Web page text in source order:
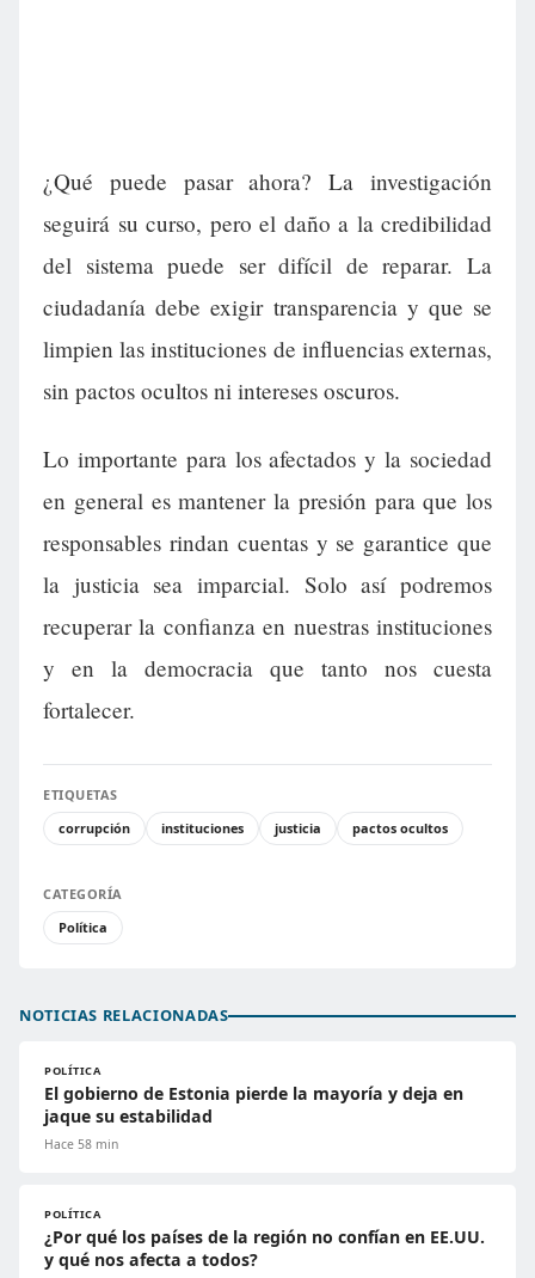
¿Qué puede pasar ahora? La investigación
seguirá su curso, pero el daño a la credibilidad
del sistema puede ser difícil de reparar. La
ciudadanía debe exigir transparencia y que se
limpien las instituciones de influencias externas,
sin pactos ocultos ni intereses oscuros.
Lo importante para los afectados y la sociedad
en general es mantener la presión para que los
responsables rindan cuentas y se garantice que
la justicia sea imparcial. Solo así podremos
recuperar la confianza en nuestras instituciones
y en la democracia que tanto nos cuesta
fortalecer.
ETIQUETAS
corrupción
instituciones justicia pactos ocultos
CATEGORÍA
Política
NOTICIAS RELACIONADAS
POLÍTICA
El gobierno de Estonia pierde la mayoría y deja en
jaque su estabilidad
Hace 58 min
POLÍTICA
¿Por qué los países de la región no confían en EE.UU.
y qué nos afecta a todos?